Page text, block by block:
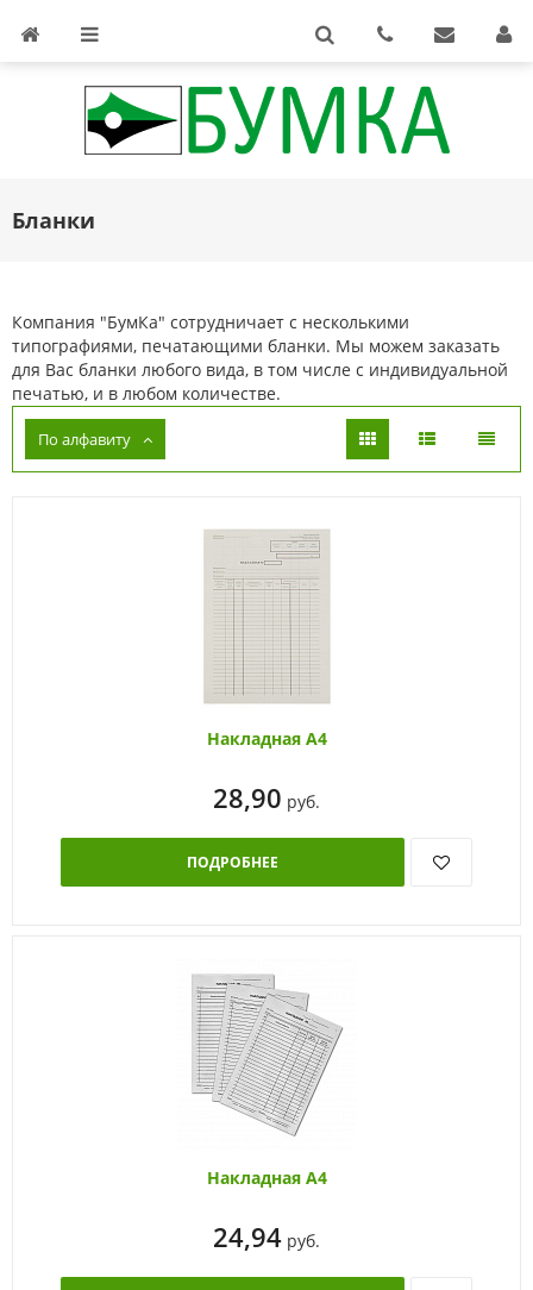
Бланки
Компания "БумКа" сотрудничает с несколькими
типографиями, печатающими бланки. Мы можем заказать
для Вас бланки любого вида, в том числе с индивидуальной
печатью, и в любом количестве.
По алфавиту
Накладная А4
28,90 руб.
ПОДРОБНЕЕ
Накладная А4
24,94 руб.